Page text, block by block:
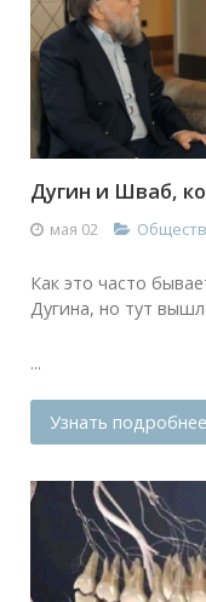
Дугин и Шваб,
мая 02
Как это часто
Дугина, но тут
...
Узнать